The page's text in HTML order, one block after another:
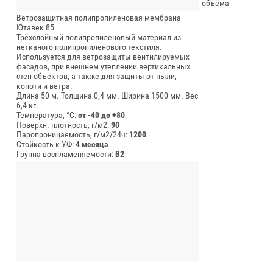
Ветрозащитная полипропиленовая мембрана
Ютавек 85
Трёхслойный полипропиленовый материал из
нетканого полипропиленового текстиля.
Используется для ветрозащиты вентилируемых
фасадов, при внешнем утеплении вертикальных
стен объектов, а также для защиты от пыли,
копоти и ветра.
Длина 50 м. Толщина 0,4 мм. Ширина 1500 мм. Вес
6,4 кг.
Температура, °C:от -40 до +80
Поверхн. плотность, г/м2:90
Паропроницаемость, г/м2/24ч: 1200
Стойкость к УФ:4 месяца
Группа воспламеняемости:В2
объёма